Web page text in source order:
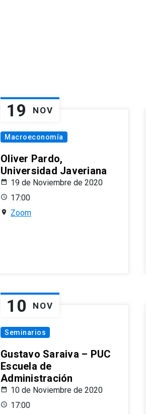
19 NOV
Macroeconomía
Oliver Pardo,
Universidad Javeriana
19 de Noviembre de 2020
17:00
Zoom
10 NOV
Seminarios
Gustavo Saraiva – PUC
Escuela de
Administración
10 de Noviembre de 2020
17:00